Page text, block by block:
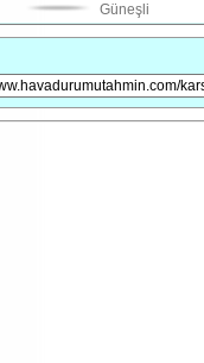
Güneşli